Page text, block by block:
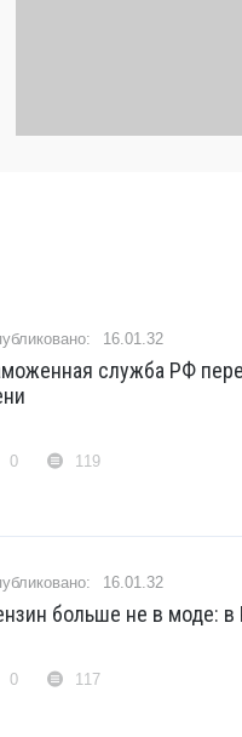
16.01.32
служба РФ
0
119
16.01.32
больше не в моде: в
0
117